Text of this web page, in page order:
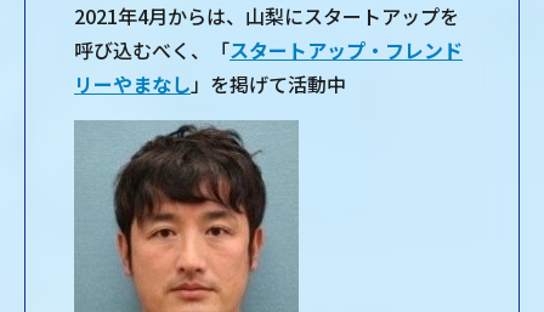
2021年4月からは、山梨にスタートアップを
呼び込むべく、「スタートアップ・フレンド
リーやまなし」を掲げて活動中